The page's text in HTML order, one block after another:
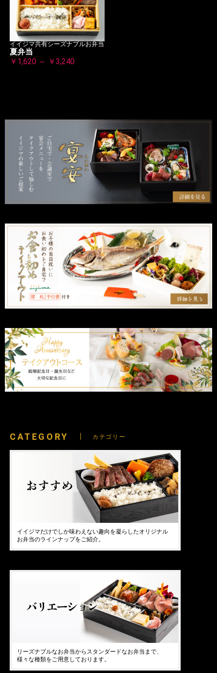
イイジマ共有シーズナブルお弁当
夏弁当
￥1,620 ～ ￥3,240
CATEGORY カテゴリー
イイジマだけでしか味わえない趣向を凝らしたオリジナル
お弁当のラインナップをご紹介。
リーズナブルなお弁当からスタンダードなお弁当まで、
様々な種類をご用意しております。